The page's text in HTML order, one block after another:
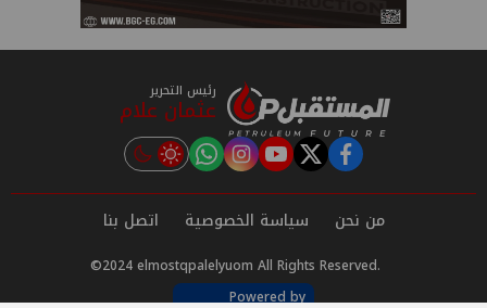
رئيس التحرير
عثمان علام
facebook
twitter
youtube
instagram
tiktok
من نحن سياسة الخصوصية اتصل بنا
©2024 elmostqpalelyuom All Rights Reserved.
Powered by